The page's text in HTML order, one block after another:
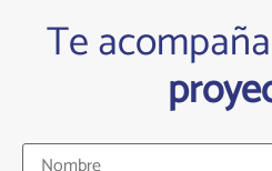
Te